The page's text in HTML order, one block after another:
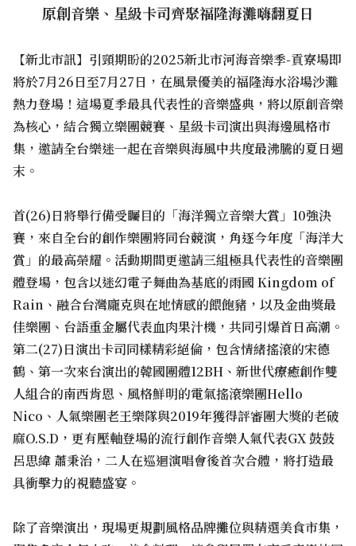
原創音樂、星級卡司齊聚福隆海灘嗨翻夏日
【新北市訊】引頸期盼的2025新北市河海音樂季-貢寮場即
將於7月26日至7月27日，在風景優美的福隆海水浴場沙灘
熱力登場！這場夏季最具代表性的音樂盛典，將以原創音樂
為核心，結合獨立樂團競賽、星級卡司演出與海邊風格市
集，邀請全台樂迷一起在音樂與海風中共度最沸騰的夏日週
末。
首(26)日將舉行備受矚目的「海洋獨立音樂大賞」10強決
賽，來自全台的創作樂團將同台競演，角逐今年度「海洋大
賞」的最高榮耀。活動期間更邀請三組極具代表性的音樂團
體登場，包含以迷幻電子舞曲為基底的雨國 Kingdom of
Rain、融合台灣龐克與在地情感的餵飽豬，以及金曲獎最
佳樂團、台語重金屬代表血肉果汁機，共同引爆首日高潮。
第二(27)日演出卡司同樣精彩絕倫，包含情緒搖滾的宋德
鶴、第一次來台演出的韓國團體12BH、新世代療癒創作雙
人組合的南西肯恩、風格鮮明的電氣搖滾樂團Hello
Nico、人氣樂團老王樂隊與2019年獲得評審團大獎的老破
麻O.S.D，更有壓軸登場的流行創作音樂人氣代表GX 鼓鼓
呂思緯 蕭秉治，二人在巡迴演唱會後首次合體，將打造最
具衝擊力的視聽盛宴。
除了音樂演出，現場更規劃風格品牌攤位與精選美食市集，